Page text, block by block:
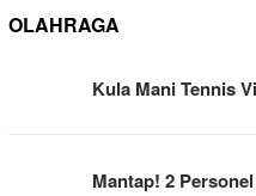
OLAHRAGA
Kula Mani Tennis
Mantap! 2